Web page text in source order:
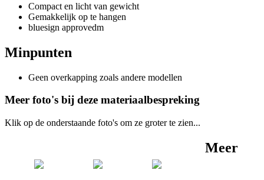
Compact en licht van gewicht
Gemakkelijk op te hangen
bluesign approvedm
Minpunten
Geen overkapping zoals andere modellen
Meer foto's bij deze materiaalbespreking
Klik op de onderstaande foto's om ze groter te zien...
Meer